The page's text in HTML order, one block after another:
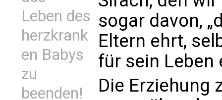
Leben des
herzkrank
en Babys
zu
beenden!
sogar davon,
Eltern ehrt,
für sein Leben
Die Erziehung